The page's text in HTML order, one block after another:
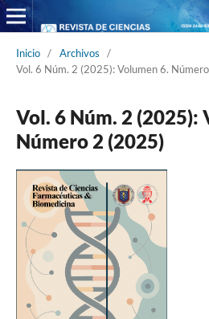
Inicio / Archivos
/
Vol. 6 Núm. 2 (2025): Volumen 6.
Vol. 6 Núm. 2 (2025):
Número 2 (2025)